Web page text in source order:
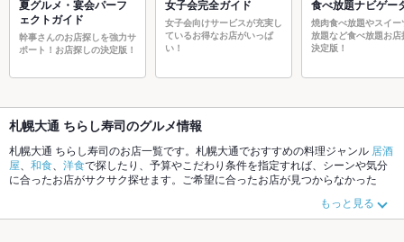
夏グルメ・宴会パーフ
ェクトガイド
幹事さんのお店探しを強力サ
ポート！お店探しの決定版！
女子会完全ガイド
女子会向けサービスが充実し
ているお得なお店がいっぱ
い！
食べ放題ナビゲー
焼肉食べ放題やスイー
放題など食べ放題お店
決定版！
札幌大通 ちらし寿司のグルメ情報
札幌大通 ちらし寿司のお店一覧です。札幌大通でおすすめの料理ジャンル 居酒
屋
和食 洋食で探したり、予算やこだわり条件を指定すれば、シーンや気分
に合ったお店がサクサク探せます。ご希望に合ったお店が見つからなかった
パーグルメなら、お得なクーポンはもちろん、こだわりメニューからあげ、 塩
辛、刺身や季節のおすすめ料理など、お店の最新情報をご紹介しているので安
もっと見る